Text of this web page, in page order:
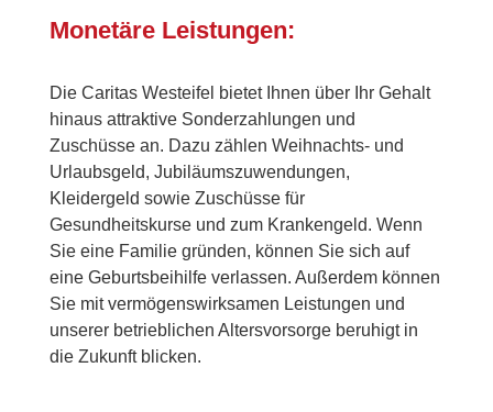
Monetäre Leistungen:
Die Caritas Westeifel bietet Ihnen über Ihr Gehalt
hinaus attraktive Sonderzahlungen und
Zuschüsse an. Dazu zählen Weihnachts- und
Urlaubsgeld, Jubiläumszuwendungen,
Kleidergeld sowie Zuschüsse für
Gesundheitskurse und zum Krankengeld. Wenn
Sie eine Familie gründen, können Sie sich auf
eine Geburtsbeihilfe verlassen. Außerdem können
Sie mit vermögenswirksamen Leistungen und
unserer betrieblichen Altersvorsorge beruhigt in
die Zukunft blicken.